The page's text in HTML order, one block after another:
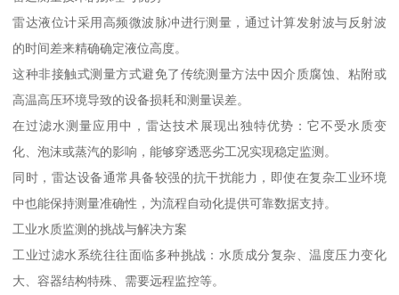
雷达液位计采用高频微波脉冲进行测量，通过计算发射波与反射波
的时间差来精确确定液位高度。
这种非接触式测量方式避免了传统测量方法中因介质腐蚀、粘附或
高温高压环境导致的设备损耗和测量误差。
在过滤水测量应用中，雷达技术展现出独特优势：它不受水质变
化、泡沫或蒸汽的影响，能够穿透恶劣工况实现稳定监测。
同时，雷达设备通常具备较强的抗干扰能力，即使在复杂工业环境
中也能保持测量准确性，为流程自动化提供可靠数据支持。
工业水质监测的挑战与解决方案
工业过滤水系统往往面临多种挑战：水质成分复杂、温度压力变化
大、容器结构特殊、需要远程监控等。